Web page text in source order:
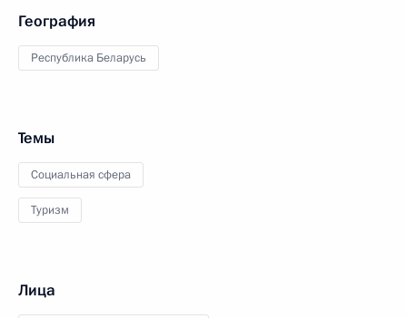
География
Республика Беларусь
Темы
Социальная сфера
Туризм
Лица